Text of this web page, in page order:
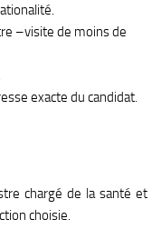
–visite de moins de
exacte du candidat.
chargé de la santé et
choisie.